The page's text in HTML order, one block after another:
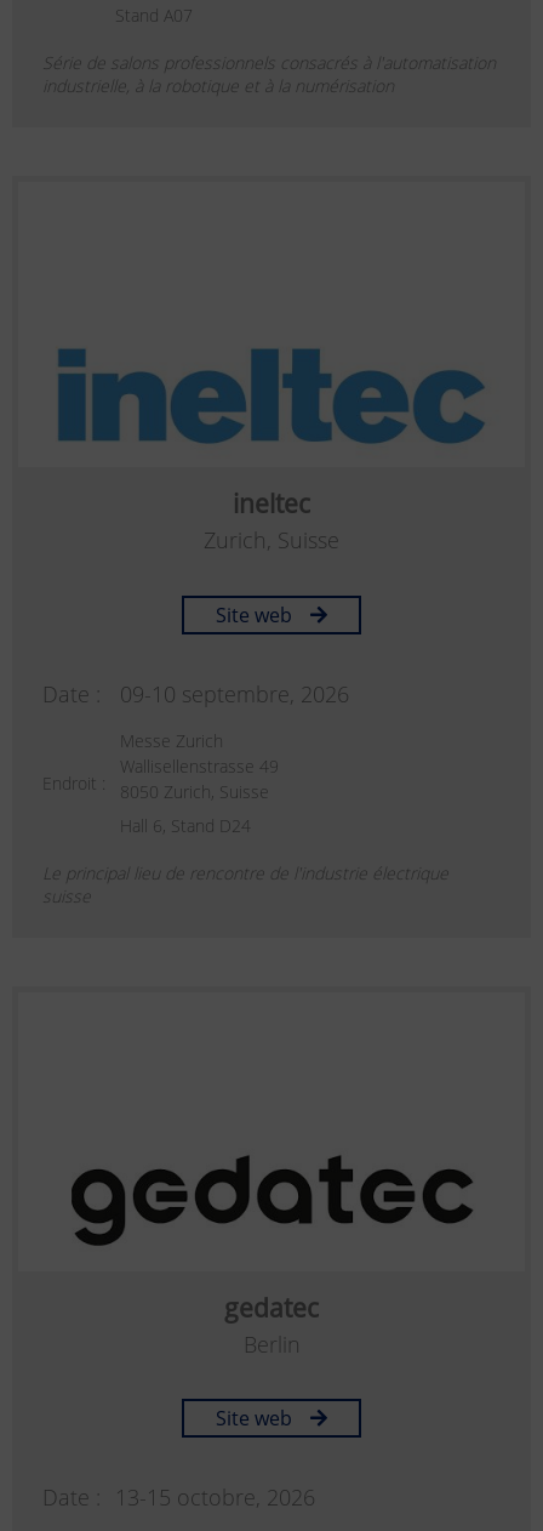
Stand A07
Série de salons professionnels consacrés à l'automatisation
industrielle, à la robotique et à la numérisation
ineltec
Zurich, Suisse
Site web
Date : 09-10 septembre, 2026
Endroit :
Messe Zurich
Wallisellenstrasse 49
8050 Zurich, Suisse
Hall 6, Stand D24
Le principal lieu de rencontre de l'industrie électrique
suisse
gedatec
Berlin
Site web
Date : 13-15 octobre, 2026